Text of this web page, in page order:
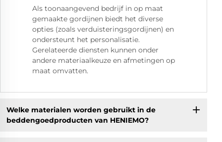
Als toonaangevend bedrijf in op maat
gemaakte gordijnen biedt het diverse
opties (zoals verduisteringsgordijnen) en
ondersteunt het personalisatie.
Gerelateerde diensten kunnen onder
andere materiaalkeuze en afmetingen op
maat omvatten.
Welke materialen worden gebruikt in de
beddengoedproducten van HENIEMO?